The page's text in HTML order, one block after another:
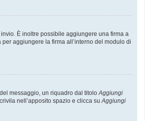
È inoltre possibile aggiungere una firma a
aggiungere la firma all’interno del modulo di
messaggio, un riquadro dal titoloAggiungi
nell’apposito spazio e clicca suAggiungi